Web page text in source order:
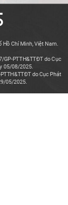
Chí Minh, Việt Nam.
GP-PTTH&TTĐT do Cục
05/08/2025.
do Cục Phát
05/2025.